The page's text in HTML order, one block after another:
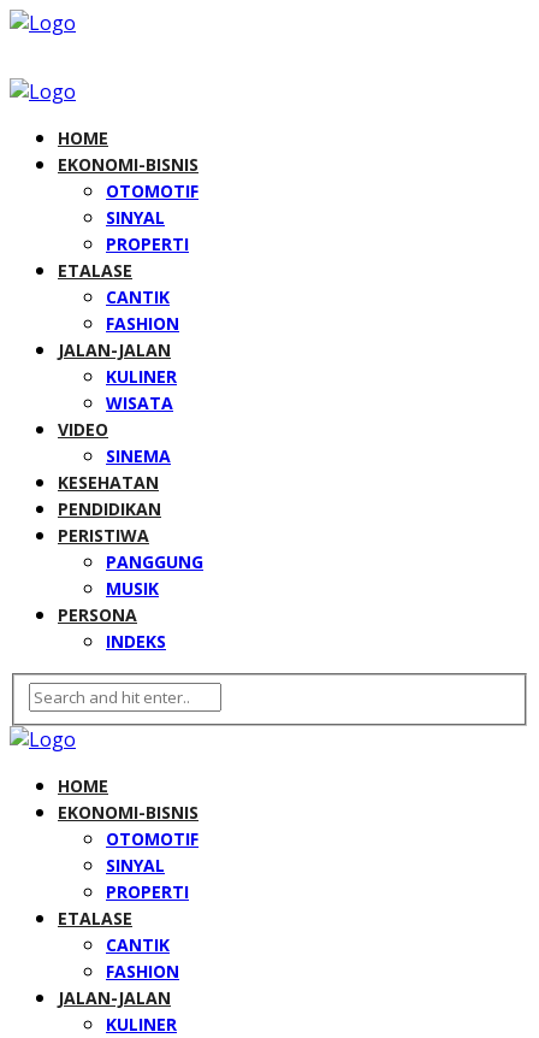
HOME
EKONOMI-BISNIS
OTOMOTIF
SINYAL
PROPERTI
ETALASE
CANTIK
FASHION
JALAN-JALAN
KULINER
WISATA
VIDEO
SINEMA
KESEHATAN
PENDIDIKAN
PERISTIWA
PANGGUNG
MUSIK
PERSONA
INDEKS
HOME
EKONOMI-BISNIS
OTOMOTIF
SINYAL
PROPERTI
ETALASE
CANTIK
FASHION
JALAN-JALAN
KULINER